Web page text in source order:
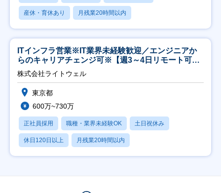
産休・育休あり 月残業20時間以内
ITインフラ営業※IT業界未経験歓迎／エンジニアか
らのキャリアチェンジ可※【週3～4日リモート可
能】
株式会社ライトウェル
東京都
600万~730万
正社員採用 職種・業界未経験OK 土日祝休み
休日120日以上 月残業20時間以内